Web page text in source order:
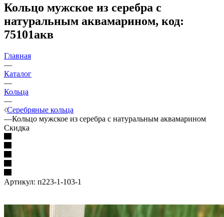
Кольцо мужское из серебра с
натуральным аквамарином, код:
75101акв
Главная
—
Каталог
—
Кольца
—
Серебряные кольца
—Кольцо мужское из серебра с натуральным аквамарином
Скидка
Артикул: п223-1-103-1